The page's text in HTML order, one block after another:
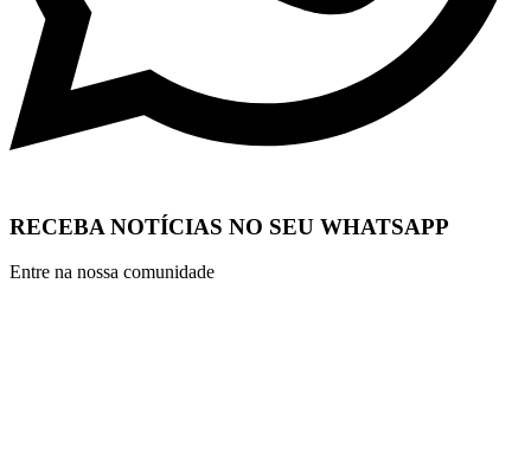
RECEBA NOTÍCIAS NO SEU WHATSAPP
Entre na nossa comunidade